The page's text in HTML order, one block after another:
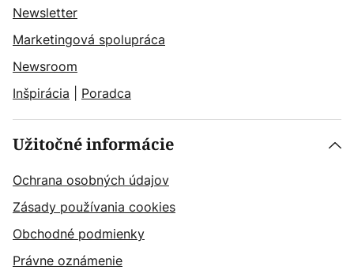
Newsletter
Marketingová spolupráca
Newsroom
Inšpirácia
Poradca
Užitočné informácie
Ochrana osobných údajov
Zásady používania cookies
Obchodné podmienky
Právne oznámenie